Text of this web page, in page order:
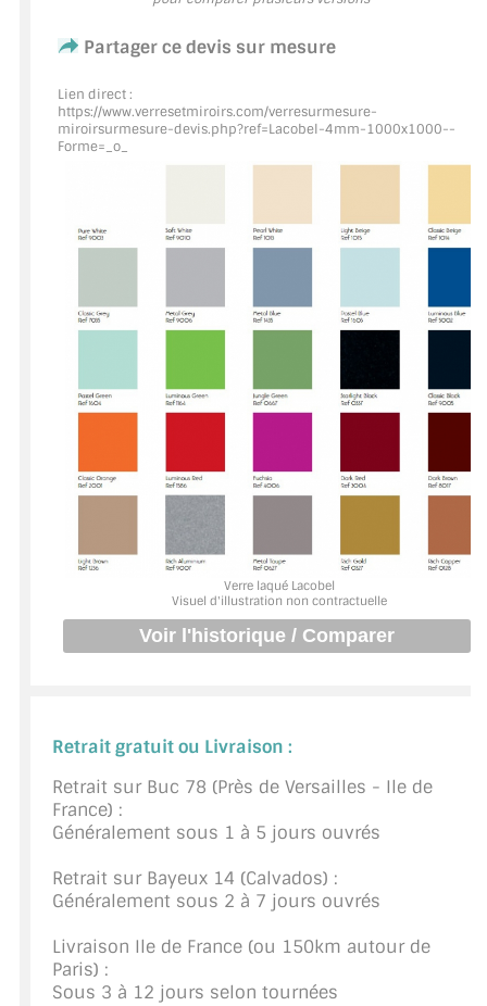
ACCESSOIRES & QUINCAILLERIE
CATALOGUE DE PROFILS ET FIXATION DU
VERRE
LES FIXATIONS POUR MIROIR
CONNECTEURS ET ASSEMBLAGE DE VERRES
LES CHARNIÈRES DE PORTE EN VERRE
BARRES DE STABILISATION
JOINTS D'ÉTANCHÉITÉS
FIXATION GARDES CORPS
SYSTÈMES PIVOTANTS
LE CATALOGUE ACCESSOIRES
(STROMBINOSCOPE)
ACCESSOIRES EN PROMOTIONS
NUANCIER RAL
COMMENT COUPER DU VERRE ?
CONSEILS / AIDE
Partager ce devis sur mesure
Lien direct :
https://www.verresetmiroirs.com/verresurmesure-
miroirsurmesure-devis.php?ref=Lacobel-4mm-1000x1000--
Forme=_o_
Verre laqué Lacobel
Visuel d'illustration non contractuelle
Retrait gratuit ou Livraison :
Retrait sur Buc 78 (Près de Versailles - Ile de
France) :
Généralement sous 1 à 5 jours ouvrés
Retrait sur Bayeux 14 (Calvados) :
Généralement sous 2 à 7 jours ouvrés
Livraison Ile de France (ou 150km autour de
Paris) :
Sous 3 à 12 jours selon tournées